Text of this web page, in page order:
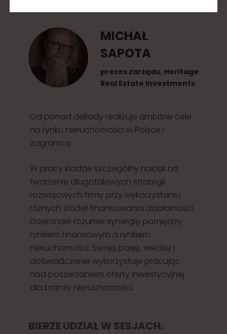
2
0
5
MICHAŁ
SAPOTA
prezes zarządu, Heritage
Real Estate Investments
Od ponad dekady realizuje ambitne cele
na rynku nieruchomości w Polsce i
zagranicą.
W pracy kładzie szczególny nacisk na
tworzenie długofalowych strategii
rozwojowych firmy przy wykorzystaniu
różnych źródeł finansowania działalności.
Doskonale rozumie synergię pomiędzy
rynkiem finansowym a rynkiem
nieruchomości. Swoją pasję, wiedzę i
doświadczenie wykorzystuje pracując
nad poszerzaniem oferty inwestycyjnej
dla branży nieruchomości.
BIERZE UDZIAŁ W SESJACH: